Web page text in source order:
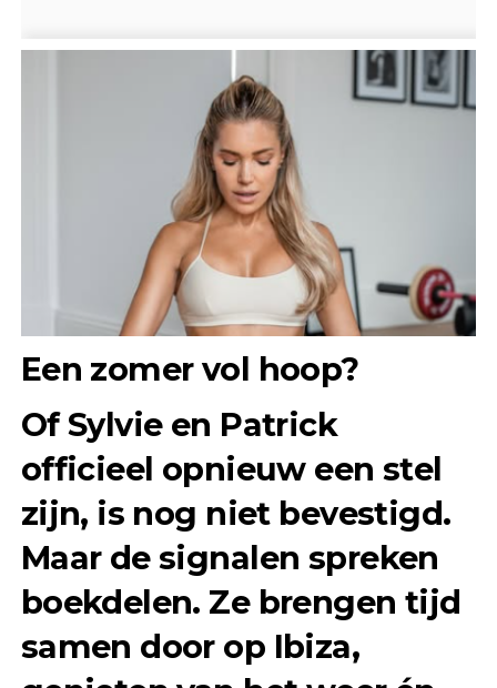
Een zomer vol hoop?
Of Sylvie en Patrick
officieel opnieuw een stel
zijn, is nog niet bevestigd.
Maar de signalen spreken
boekdelen. Ze brengen tijd
samen door op Ibiza,